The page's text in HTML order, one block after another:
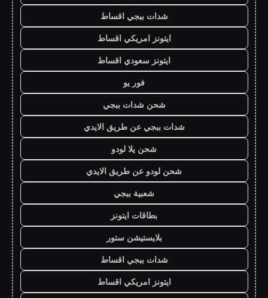
شدات ببجي اقساط
ايتونز امريكي اقساط
ايتونز سعودي اقساط
فور يو
شحن شدات ببجي
شدات ببجي عن طريق الايدي
شحن يلا لودو
شحن لودو عن طريق الايدي
شعبية ببجي
بطاقات ايتونز
بلايستيشن ستور
شدات ببجي اقساط
ايتونز امريكي اقساط